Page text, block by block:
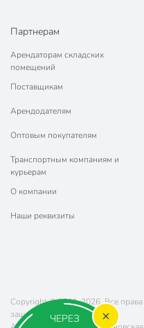
ЧЕРЕЗ
Партнерам
Арендаторам складских
помещений
Поставщикам
Арендодателям
Оптовым покупателям
Транспортным компаниям и
курьерам
О компании
Наши реквизиты
Copyright © 2011-2026. Все права
защищены.